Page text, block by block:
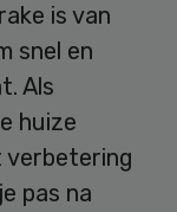
is van
snel en
Als
huize
verbetering
pas na